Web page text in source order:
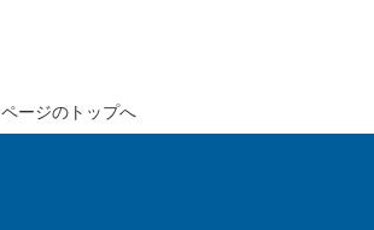
ページのトップへ